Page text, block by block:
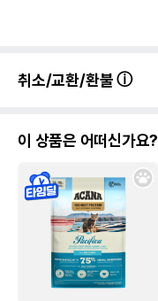
취소/교환/환불
이 상품은 어떠신가요?